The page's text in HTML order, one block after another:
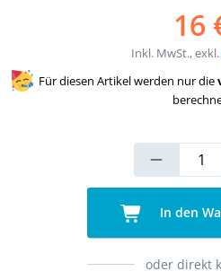
16
Inkl. MwSt., exkl.
Für diesen Artikel werden nur die
In den
oder direkt